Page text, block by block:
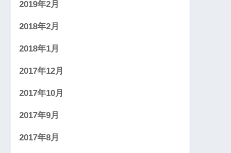
2019年2月
2018年2月
2018年1月
2017年12月
2017年10月
2017年9月
2017年8月